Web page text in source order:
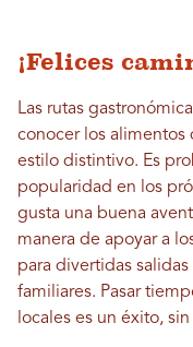
¡Felices
Las rutas
conocer los alimentos
estilo distintivo. Es
popularidad en los
gusta una buena
manera de apoyar a
para divertidas
familiares. Pasar
locales es un éxito,